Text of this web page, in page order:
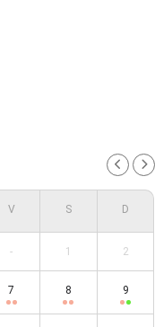
- 1 2
7 8 9